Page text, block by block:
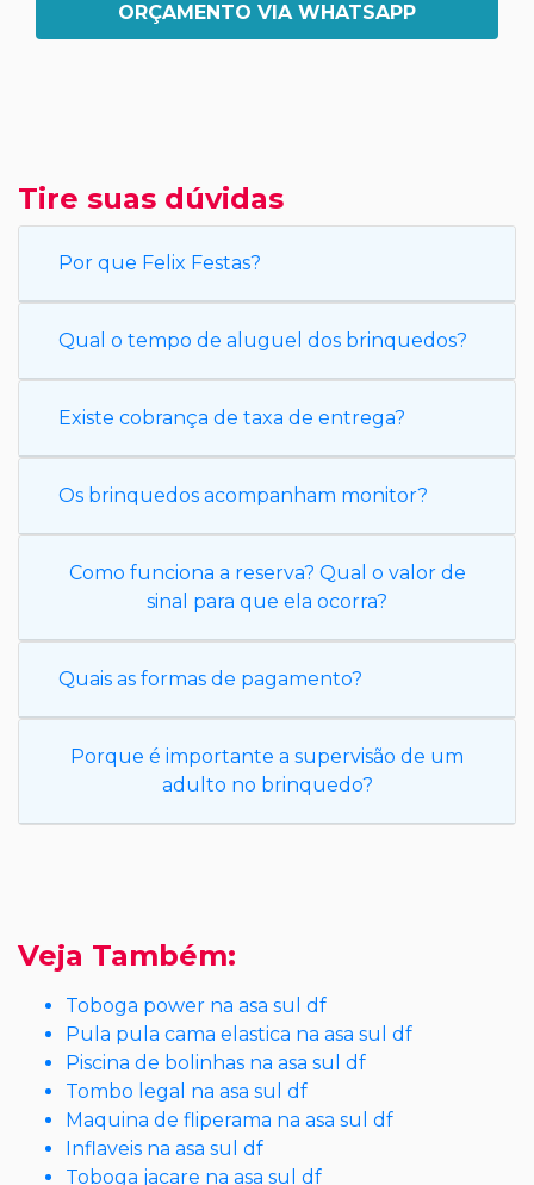
ORÇAMENTO VIA WHATSAPP
Tire suas dúvidas
Por que Felix Festas?
Qual o tempo de aluguel dos brinquedos?
Existe cobrança de taxa de entrega?
Os brinquedos acompanham monitor?
Como funciona a reserva? Qual o valor de
sinal para que ela ocorra?
Quais as formas de pagamento?
Porque é importante a supervisão de um
adulto no brinquedo?
Veja Também:
Toboga power na asa sul df
Pula pula cama elastica na asa sul df
Piscina de bolinhas na asa sul df
Tombo legal na asa sul df
Maquina de fliperama na asa sul df
Inflaveis na asa sul df
Toboga jacare na asa sul df